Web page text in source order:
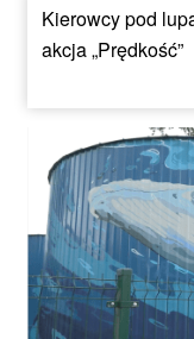
Kierowcy pod
akcja „Prędkość”